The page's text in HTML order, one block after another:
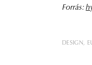
Forrás:
DESIGN